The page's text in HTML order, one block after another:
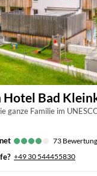
Hotel Bad
ganze Familie im
73
+49 30 544455830